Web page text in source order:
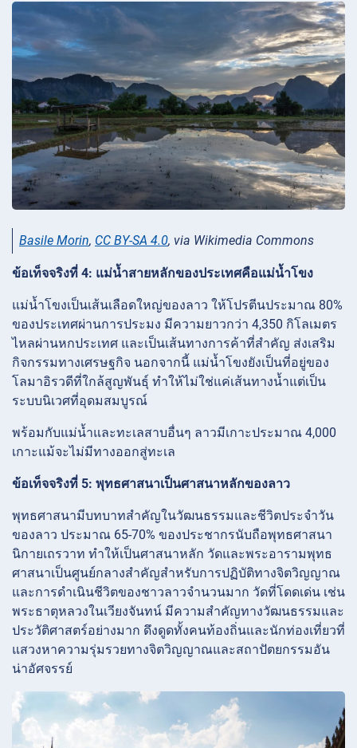
Basile Morin, CC BY-SA 4.0, via Wikimedia Commons
ข้อเท็จจริงที่ 4: แม่น้ำสายหลักของประเทศคือแม่น้ำโขง
แม่น้ำโขงเป็นเส้นเลือดใหญ่ของลาว ให้โปรตีนประมาณ 80%
ของประเทศผ่านการประมง มีความยาวกว่า 4,350 กิโลเมตร
ไหลผ่านหกประเทศ และเป็นเส้นทางการค้าที่สำคัญ ส่งเสริม
กิจกรรมทางเศรษฐกิจ นอกจากนี้ แม่น้ำโขงยังเป็นที่อยู่ของ
โลมาอิรวดีที่ใกล้สูญพันธุ์ ทำให้ไม่ใช่แค่เส้นทางน้ำแต่เป็น
ระบบนิเวศที่อุดมสมบูรณ์
พร้อมกับแม่น้ำและทะเลสาบอื่นๆ ลาวมีเกาะประมาณ 4,000
เกาะแม้จะไม่มีทางออกสู่ทะเล
ข้อเท็จจริงที่ 5: พุทธศาสนาเป็นศาสนาหลักของลาว
พุทธศาสนามีบทบาทสำคัญในวัฒนธรรมและชีวิตประจำวัน
ของลาว ประมาณ 65-70% ของประชากรนับถือพุทธศาสนา
นิกายเถรวาท ทำให้เป็นศาสนาหลัก วัดและพระอารามพุทธ
ศาสนาเป็นศูนย์กลางสำคัญสำหรับการปฏิบัติทางจิตวิญญาณ
และการดำเนินชีวิตของชาวลาวจำนวนมาก วัดที่โดดเด่น เช่น
พระธาตุหลวงในเวียงจันทน์ มีความสำคัญทางวัฒนธรรมและ
ประวัติศาสตร์อย่างมาก ดึงดูดทั้งคนท้องถิ่นและนักท่องเที่ยวที่
แสวงหาความรุ่มรวยทางจิตวิญญาณและสถาปัตยกรรมอัน
น่าอัศจรรย์